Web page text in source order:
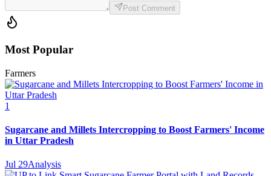
Post Comment
Most Popular
Farmers
1
Sugarcane and Millets Intercropping to Boost Farmers' Income
in Uttar Pradesh
Jul 29Analysis